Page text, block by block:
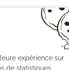
expérience sur
de statistiques,